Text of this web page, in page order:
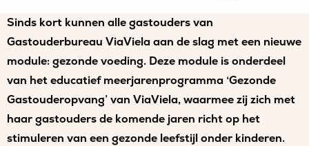
Sinds kort kunnen alle gastouders van
Gastouderbureau ViaViela aan de slag met een nieuwe
module: gezonde voeding. Deze module is onderdeel
van het educatief meerjarenprogramma ‘Gezonde
Gastouderopvang’ van ViaViela, waarmee zij zich met
haar gastouders de komende jaren richt op het
stimuleren van een gezonde leefstijl onder kinderen.